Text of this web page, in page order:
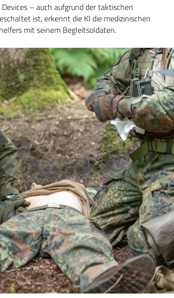
– auch aufgrund der taktischen
ist, erkennt die KI die medizinischen
mit seinem Begleitsoldaten.